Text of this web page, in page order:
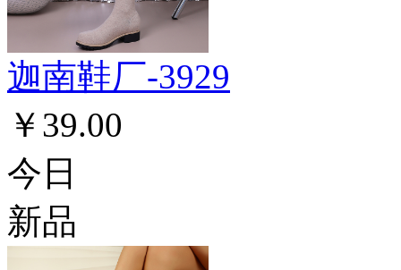
迦南鞋厂-3929
￥39.00
今日
新品